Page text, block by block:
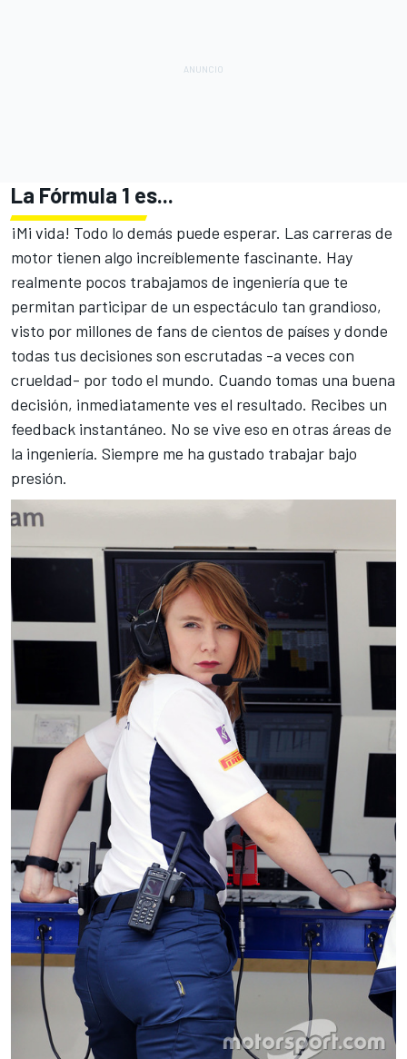
La Fórmula 1 es...
¡Mi vida! Todo lo demás puede esperar. Las carreras de
motor tienen algo increíblemente fascinante. Hay
realmente pocos trabajamos de ingeniería que te
permitan participar de un espectáculo tan grandioso,
visto por millones de fans de cientos de países y donde
todas tus decisiones son escrutadas -a veces con
crueldad- por todo el mundo. Cuando tomas una buena
decisión, inmediatamente ves el resultado. Recibes un
feedback instantáneo. No se vive eso en otras áreas de
la ingeniería. Siempre me ha gustado trabajar bajo
presión.